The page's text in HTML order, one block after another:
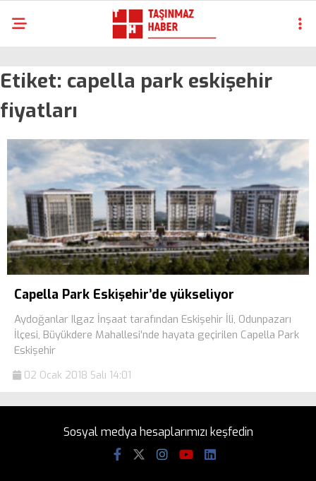
Etiket: capella park eskişehir
fiyatları
Capella Park Eskişehir’de yükseliyor
Aydoğanlar Ilgaz İnşaat tarafından Eskişehir İli, Odunpazarı
İlçesi, Büyükdere Mahallesi’nde hayata geçirilen Capella Park
Eskişehir
02 Ocak 2018 Salı 14:01
Sosyal medya hesaplarımızı keşfedin